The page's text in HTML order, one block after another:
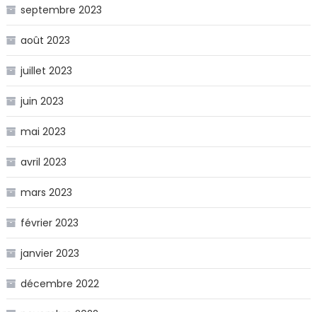
septembre 2023
août 2023
juillet 2023
juin 2023
mai 2023
avril 2023
mars 2023
février 2023
janvier 2023
décembre 2022